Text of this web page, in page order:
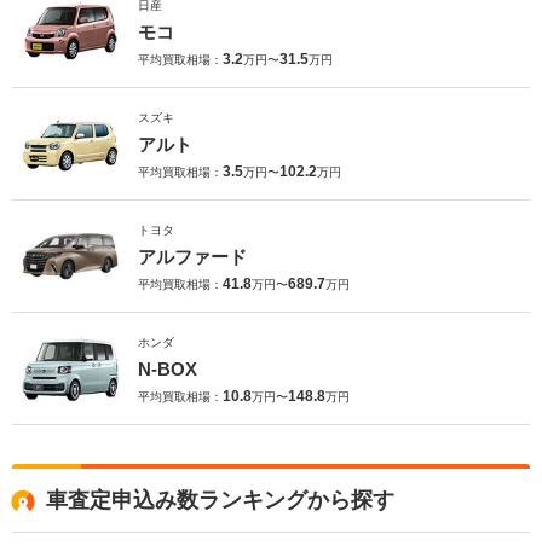
日産
モコ
平均買取相場： 3.2万円〜31.5万円
スズキ
アルト
平均買取相場： 3.5万円〜102.2万円
トヨタ
アルファード
平均買取相場： 41.8万円〜689.7万円
ホンダ
N-BOX
平均買取相場： 10.8万円〜148.8万円
車査定申込み数ランキングから探す